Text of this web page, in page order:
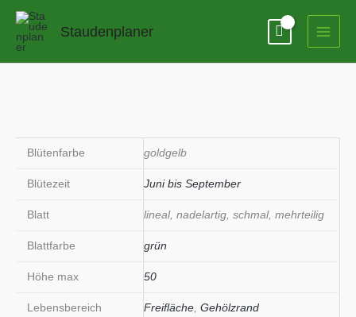
Zum
springen
Staudenplaner
Blütenfarbe goldgelb
Blütezeit Juni bis September
Blatt lineal, nadelartig, schmal, mehrteilig
Blattfarbe grün
Höhe max 50
Lebensbereich Freifläche Gehölzrand